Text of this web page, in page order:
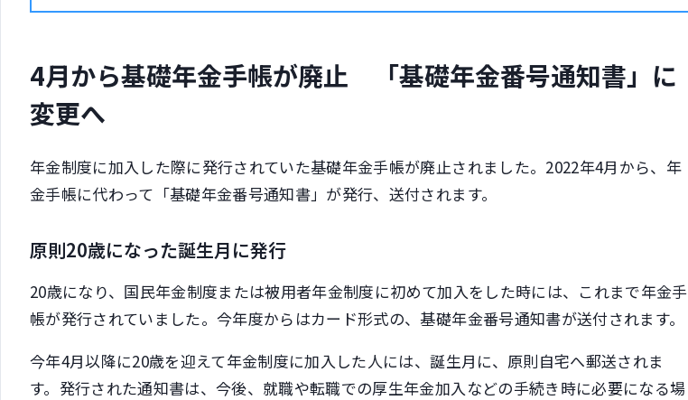
4月から基礎年金手帳が廃止 「基礎年金番号通知書」に
変更へ
年金制度に加入した際に発行されていた基礎年金手帳が廃止されました。2022年4月から、年
金手帳に代わって「基礎年金番号通知書」が発行、送付されます。
原則20歳になった誕生月に発行
20歳になり、国民年金制度または被用者年金制度に初めて加入をした時には、これまで年金手
帳が発行されていました。今年度からはカード形式の、基礎年金番号通知書が送付されます。
今年4月以降に20歳を迎えて年金制度に加入した人には、誕生月に、原則自宅へ郵送されま
す。発行された通知書は、今後、就職や転職での厚生年金加入などの手続き時に必要になる場